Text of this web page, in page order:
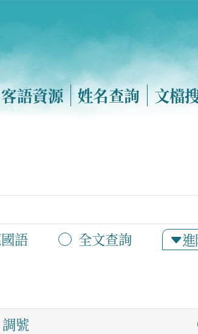
客語資源 姓名查詢 文檔
語 全文查詢
調號